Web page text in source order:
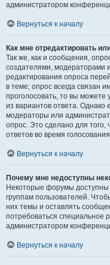
администратором
Вернуться к началу
Как мне отредактировать
Так же, как и сообщения,
создателями, модераторами
редактирования опроса
в теме; опрос всегда связан
проголосовать, то вы можете
из вариантов ответа. Однако
модераторы или
опрос. Это сделано для
ответов во время
Вернуться к началу
Почему мне недоступны
Некоторые форумы доступны
группам пользователей.
них темы и оставлять
потребоваться специальное
администратором
Вернуться к началу